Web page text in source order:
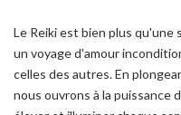
Le Reiki est bien plus qu'une
un voyage d'amour
celles des autres. En
nous ouvrons à la puissance